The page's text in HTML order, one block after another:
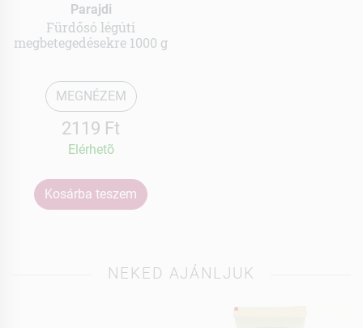
Parajdi
Fürdősó légúti
megbetegedésekre 1000 g
MEGNÉZEM
2119 Ft
Elérhetõ
Kosárba teszem
NEKED AJÁNLJUK